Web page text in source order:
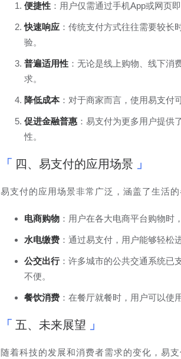
便捷性 ：用户仅需通过手机App或网页
快速响应 ：传统支付方式往往需要较
验。
普遍适用性 ：无论是线上购物、线下
求。
降低成本：对于商家而言，使用易支付
促进金融普惠 ：易支付为更多用户提供
性。
四、易支付的应用场景
易支付的应用场景非常广泛，涵盖了生活的
电商购物 ：用户在各大电商平台购物时
水电缴费 ：通过易支付，用户能够轻松
公交出行：许多城市的公共交通系统已
不便。
餐饮消费 ：在餐厅就餐时，用户可以使
五、未来展望
随着科技的发展和消费者需求的变化，易